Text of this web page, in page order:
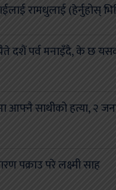
रामधुलाई (हेर्नुहोस्
दशैं पर्व मनाइँदै, के छ
आफ्नै साथीको हत्या, २
पक्राउ परे लक्ष्मी साह